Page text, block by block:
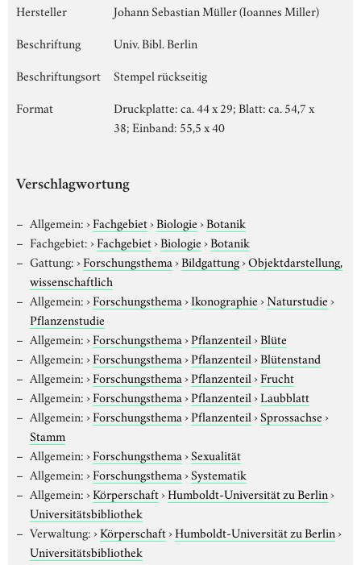
Hersteller
Johann Sebastian Müller (Ioannes Miller)
Beschriftung
Univ. Bibl. Berlin
Beschriftungsort
Stempel rückseitig
Format
Druckplatte: ca. 44 x 29; Blatt: ca. 54,7 x
38; Einband: 55,5 x 40
Verschlagwortung
Allgemein:›Fachgebiet›Biologie›Botanik
Fachgebiet:›Fachgebiet›Biologie›Botanik
Gattung:›Forschungsthema›Bildgattung›Objektdarstellung,
wissenschaftlich
Allgemein:›Forschungsthema›Ikonographie›Naturstudie›
Pflanzenstudie
Allgemein:›Forschungsthema›Pflanzenteil›Blüte
Allgemein:›Forschungsthema›Pflanzenteil›Blütenstand
Allgemein:›Forschungsthema›Pflanzenteil›Frucht
Allgemein:›Forschungsthema›Pflanzenteil›Laubblatt
Allgemein:›Forschungsthema›Pflanzenteil›Sprossachse›
Stamm
Allgemein:›Forschungsthema›Sexualität
Allgemein:›Forschungsthema›Systematik
Allgemein:›Körperschaft›Humboldt-Universität zu Berlin›
Universitätsbibliothek
Verwaltung:›Körperschaft›Humboldt-Universität zu Berlin›
Universitätsbibliothek